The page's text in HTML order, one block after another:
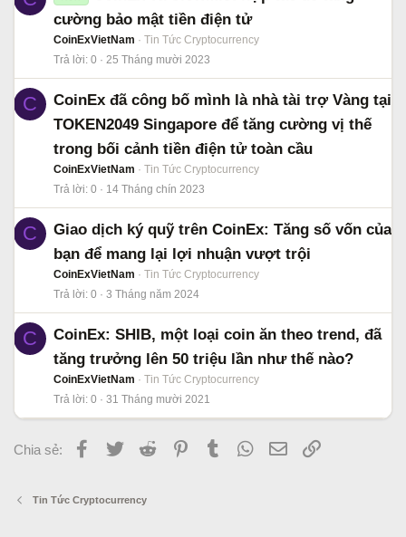
cường bảo mật tiền điện tử
CoinExVietNam
Tin Tức Cryptocurrency
Trả lời 0 25 Tháng mười 2023
C
CoinEx đã công bố mình là nhà tài trợ Vàng tại
TOKEN2049 Singapore để tăng cường vị thế
trong bối cảnh tiền điện tử toàn cầu
CoinExVietNam
Tin Tức Cryptocurrency
Trả lời 0 14 Tháng chín 2023
C
Giao dịch ký quỹ trên CoinEx: Tăng số vốn của
bạn để mang lại lợi nhuận vượt trội
CoinExVietNam
Tin Tức Cryptocurrency
Trả lời 0 3 Tháng năm 2024
C
CoinEx: SHIB, một loại coin ăn theo trend, đã
tăng trưởng lên 50 triệu lần như thế nào?
CoinExVietNam
Tin Tức Cryptocurrency
Trả lời 0 31 Tháng mười 2021
Chia sẻ: Facebook
Twitter Reddit PinterestTumblr WhatsApp
Email
Tin Tức Cryptocurrency